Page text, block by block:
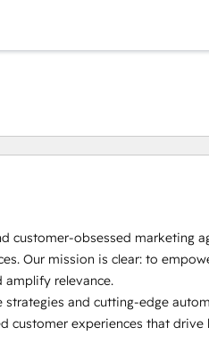
customer-obsessed marketing
Our mission is clear: to
amplify relevance.
and cutting-edge
customer experiences that